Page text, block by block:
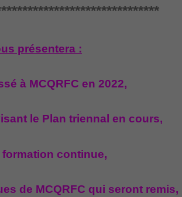
présentera :
à MCQRFC en 2022,
le Plan triennal en cours,
continue,
de MCQRFC qui seront remis,